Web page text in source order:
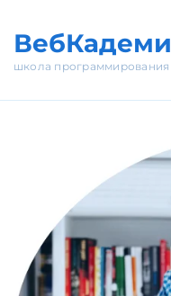
ВебКадеми
школа программирования